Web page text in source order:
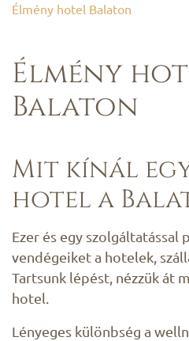
Élmény hotel Balaton
Élmény
Balaton
Mit kínál
hotel a
Ezer és egy szolgáltatással
vendégeiket a hotelek,
Tartsunk lépést, nézzük át
hotel.
Lényeges különbség a